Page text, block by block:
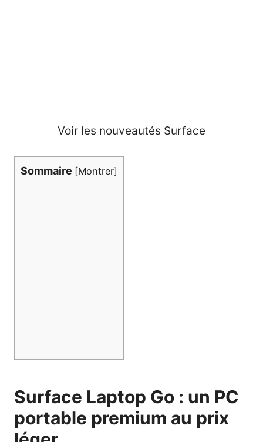
Voir les nouveautés Surface
Sommaire [Montrer]
Surface Laptop Go : un PC
portable premium au prix